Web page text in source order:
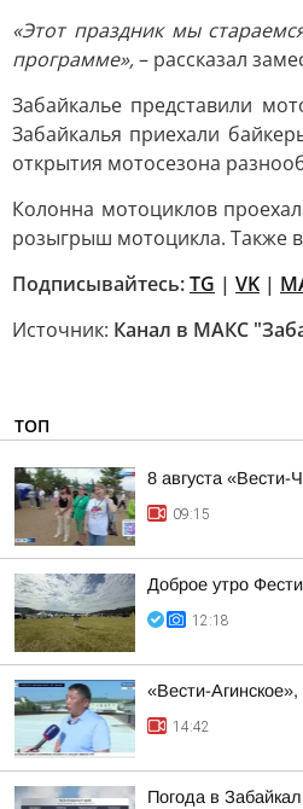
«Этот праздник мы
программе»,– рассказал
Забайкалье представили
Забайкалья приехали
открытия мотосезона
Колонна мотоциклов
розыгрыш мотоцикла. Также
Подписывайтесь:TG | VK |
Источник: Канал в МАКС
ТОП
8 августа «Вести-
09:15
Доброе утро
12:18
«Вести-Агинское»,
14:42
Погода в